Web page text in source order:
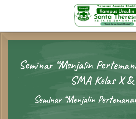
Seminar “Menjalin
SMA Kelas X
Seminar “Menjalin